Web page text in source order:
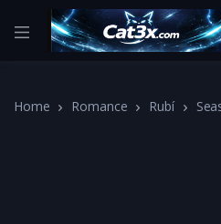
Home Romance Rubí